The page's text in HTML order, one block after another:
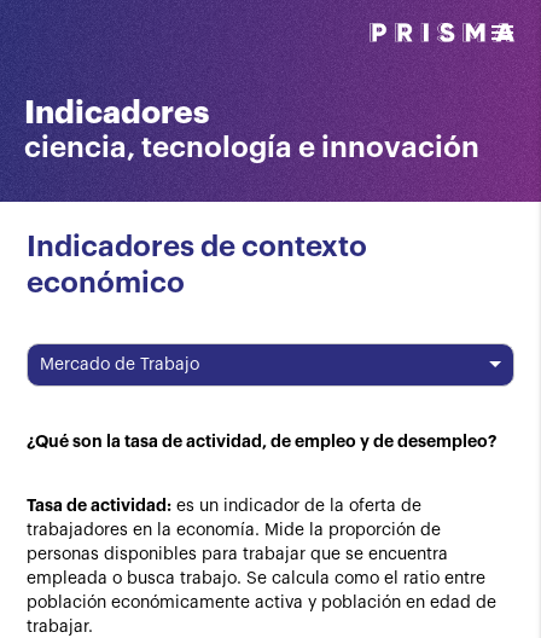
menu
Indicadores
ciencia, tecnología e innovación
Indicadores de contexto
económico
Mercado de Trabajo
¿Qué son la tasa de actividad, de empleo y de desempleo?
Tasa de actividad: es un indicador de la oferta de
trabajadores en la economía. Mide la proporción de
personas disponibles para trabajar que se encuentra
empleada o busca trabajo. Se calcula como el ratio entre
población económicamente activa y población en edad de
trabajar.